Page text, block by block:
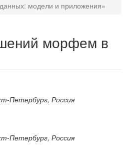
модели и приложения»
морфем в
Петербург, Россия
Петербург, Россия